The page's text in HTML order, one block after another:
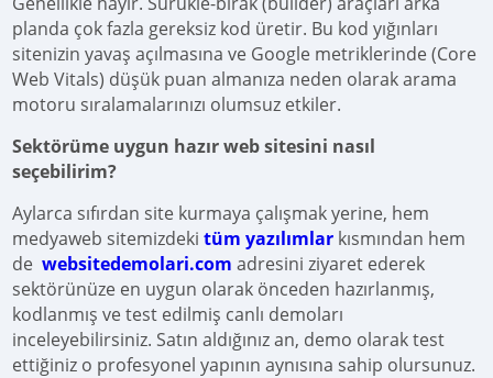
planda çok fazla gereksiz kod üretir. Bu kod yığınları
sitenizin yavaş açılmasına ve Google metriklerinde (Core
Web Vitals) düşük puan almanıza neden olarak arama
motoru sıralamalarınızı olumsuz etkiler.
Sektörüme uygun hazır web sitesini nasıl
seçebilirim?
Aylarca sıfırdan site kurmaya çalışmak yerine, hem
medyaweb sitemizdekitüm yazılımlar kısmından hem
dewebsitedemolari.com adresini ziyaret ederek
sektörünüze en uygun olarak önceden hazırlanmış,
kodlanmış ve test edilmiş canlı demoları
inceleyebilirsiniz. Satın aldığınız an, demo olarak test
ettiğiniz o profesyonel yapının aynısına sahip olursunuz.